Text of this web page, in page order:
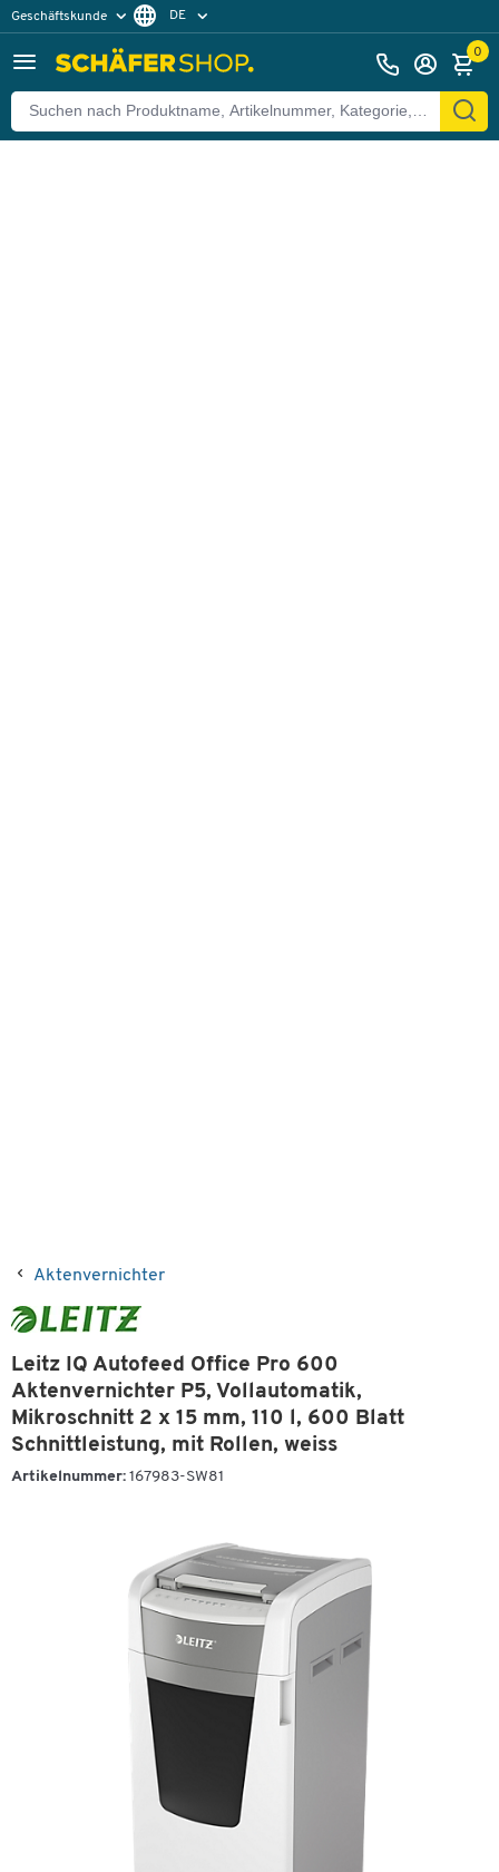
Geschäftskunde DE
0
Aktenvernichter
Leitz IQ Autofeed Office Pro 600
Aktenvernichter P5, Vollautomatik,
Mikroschnitt 2 x 15 mm, 110 l, 600 Blatt
Schnittleistung, mit Rollen, weiss
Artikelnummer: 167983-SW81
Zurück